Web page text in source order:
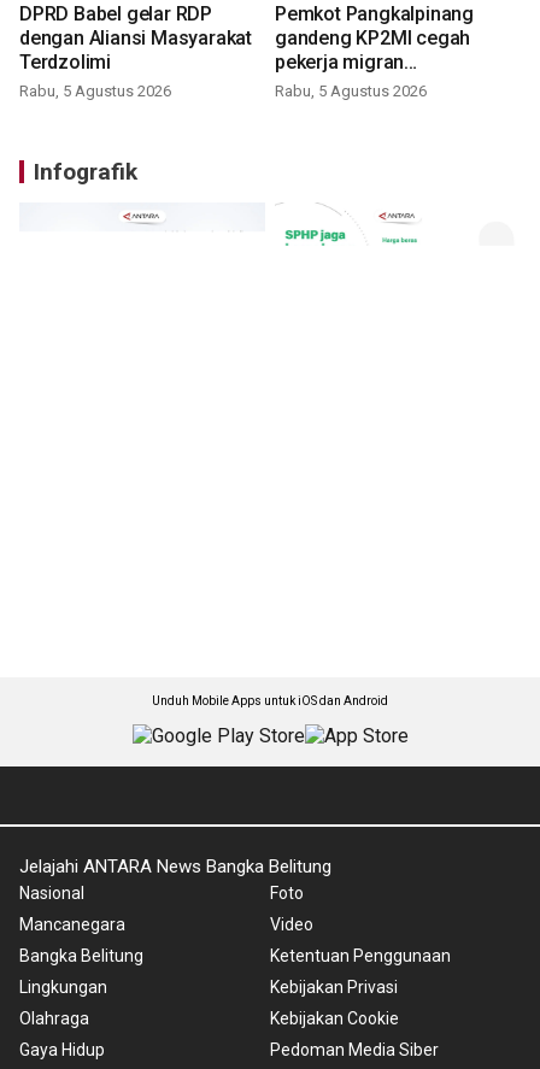
DPRD Babel gelar RDP
dengan Aliansi Masyarakat
Terdzolimi
Rabu, 5 Agustus 2026
Pemkot Pangkalpinang
gandeng KP2MI cegah
pekerja migran
nonprosedural
Rabu, 5 Agustus 2026
Infografik
Unduh Mobile Apps untuk iOS dan Android
Jelajahi ANTARA News Bangka Belitung
Nasional
Mancanegara
Bangka Belitung
Lingkungan
Olahraga
Gaya Hidup
Foto
Video
Ketentuan Penggunaan
Kebijakan Privasi
Kebijakan Cookie
Pedoman Media Siber